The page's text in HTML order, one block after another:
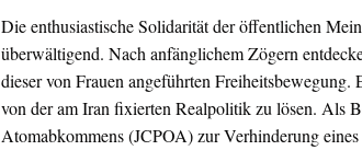
Die enthusiastische Solidarität der öffentlichen
überwältigend. Nach anfänglichem Zögern
dieser von Frauen angeführten Freiheitsbewegung.
von der am Iran fixierten Realpolitik zu lösen. Als
Atomabkommens (JCPOA) zur Verhinderung